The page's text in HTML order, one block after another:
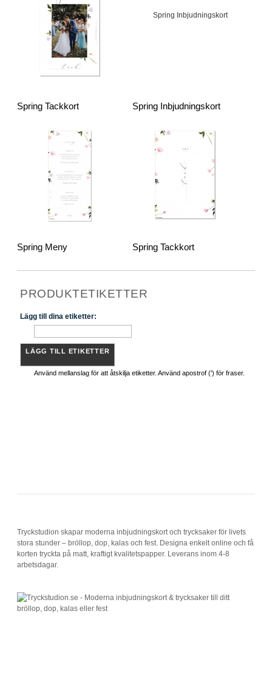
Spring Tackkort Spring Inbjudningskort
Spring Meny Spring Tackkort
PRODUKTETIKETTER
Lägg till dina etiketter:
LÄGG TILL ETIKETTER
Använd mellanslag för att åtskilja etiketter. Använd apostrof (') för fraser.
Tryckstudion skapar moderna inbjudningskort och trycksaker för livets
stora stunder – bröllop, dop, kalas och fest. Designa enkelt online och få
korten tryckta på matt, kraftigt kvalitetspapper. Leverans inom 4-8
arbetsdagar.